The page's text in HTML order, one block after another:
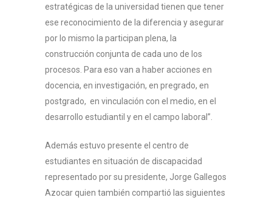
estratégicas de la universidad tienen que tener
ese reconocimiento de la diferencia y asegurar
por lo mismo la participan plena, la
construcción conjunta de cada uno de los
procesos. Para eso van a haber acciones en
docencia, en investigación, en pregrado, en
postgrado, en vinculación con el medio, en el
desarrollo estudiantil y en el campo laboral”.
Además estuvo presente el centro de
estudiantes en situación de discapacidad
representado por su presidente, Jorge Gallegos
Azocar quien también compartió las siguientes
Inscripción